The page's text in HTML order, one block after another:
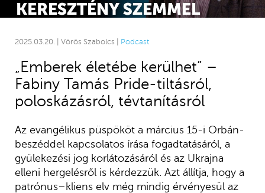
2025.03.20. | Vörös Szabolcs | Podcast
„Emberek életébe kerülhet” –
Fabiny Tamás Pride-tiltásról,
poloskázásról, tévtanításról
Az evangélikus püspököt a március 15-i Orbán-
beszéddel kapcsolatos írása fogadtatásáról, a
gyülekezési jog korlátozásáról és az Ukrajna
elleni hergelésről is kérdezzük. Azt állítja, hogy a
patrónus–kliens elv még mindig érvényesül az